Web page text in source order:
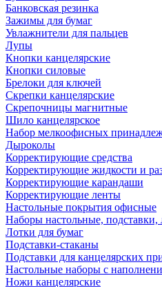
Банковская резинка
Зажимы для бумаг
Увлажнители для пальцев
Лупы
Кнопки канцелярские
Кнопки силовые
Брелоки для ключей
Скрепки канцелярские
Скрепочницы магнитные
Шило канцелярское
Набор мелкоофисных
Дыроколы
Корректирующие средства
Корректирующие жидкости и
Корректирующие карандаши
Корректирующие ленты
Настольные покрытия офисные
Наборы настольные, подставки,
Лотки для бумаг
Подставки-стаканы
Подставки для канцелярских
Настольные наборы с
Ножи канцелярские